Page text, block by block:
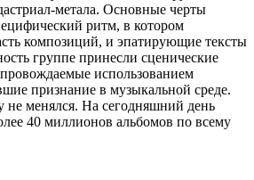
метала. Основные черты
ритм, в котором
композиций, и эпатирующие тексты
группе принесли сценические
использованием
признание в музыкальной среде.
не менялся. На сегодняшний день
40 миллионов альбомов по всему